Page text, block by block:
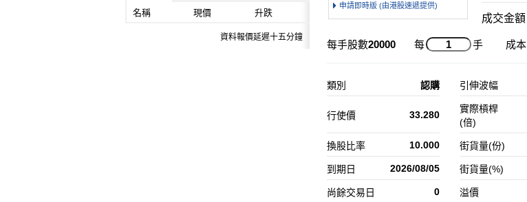
名稱 現價 升跌
資料報價延遲十五分鐘
申請即時版 (由港股速遞提供)
成交金額
每手股數20000 每 手 成本
類別 認購 引伸波幅
行使價 33.280
實際槓桿
(倍)
換股比率 10.000 街貨量(份)
到期日 2026/08/05 街貨量(%)
尚餘交易日 0 溢價